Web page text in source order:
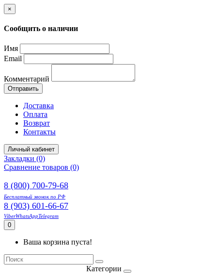
×
Сообщить о наличии
Имя
Email
Комментарий
Отправить
Доставка
Оплата
Возврат
Контакты
Личный кабинет
Закладки (0)
Сравнение товаров (0)
8 (800) 700-79-68
Бесплатный звонок по РФ
8 (903) 601-66-67
ViberWhatsAppTelegram
0
Ваша корзина пуста!
Категории